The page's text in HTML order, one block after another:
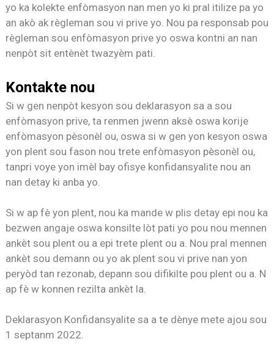
yo ka kolekte enfòmasyon nan men yo ki pral itilize pa yo
an akò ak règleman sou vi prive yo. Nou pa responsab pou
règleman sou enfòmasyon prive yo oswa kontni an nan
nenpòt sit entènèt twazyèm pati.
Kontakte nou
Si w gen nenpòt kesyon sou deklarasyon sa a sou
enfòmasyon prive, ta renmen jwenn aksè oswa korije
enfòmasyon pèsonèl ou, oswa si w gen yon kesyon oswa
yon plent sou fason nou trete enfòmasyon pèsonèl ou,
tanpri voye yon imèl bay ofisye konfidansyalite nou an
nan detay ki anba yo.
Si w ap fè yon plent, nou ka mande w plis detay epi nou ka
bezwen angaje oswa konsilte lòt pati yo pou nou mennen
ankèt sou plent ou a epi trete plent ou a. Nou pral mennen
ankèt sou demann ou yo ak plent sou vi prive nan yon
peryòd tan rezonab, depann sou difikilte pou plent ou a. N
ap fè w konnen rezilta ankèt la.
Deklarasyon Konfidansyalite sa a te dènye mete ajou sou
1 septanm 2022.